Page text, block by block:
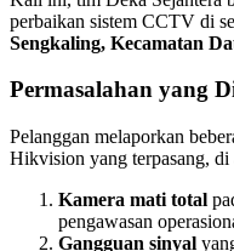
perbaikan sistem CCTV di
Sengkaling, Kecamatan
Permasalahan yang
Pelanggan melaporkan
Hikvision yang terpasang, di
Kamera mati total
pengawasan
Gangguan sinyal